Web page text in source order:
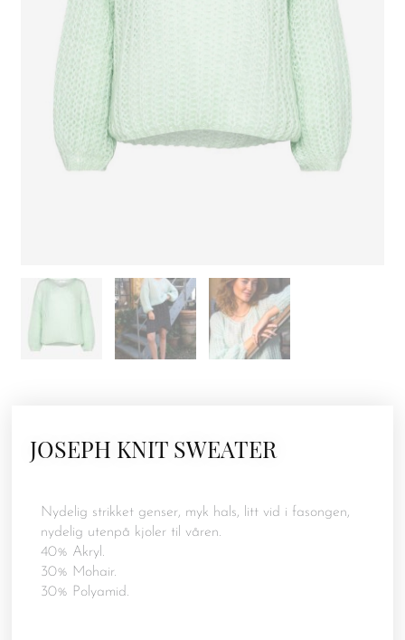
JOSEPH KNIT SWEATER
Nydelig strikket genser, myk hals, litt vid i fasongen,
nydelig utenpå kjoler til våren.
40% Akryl.
30% Mohair.
30% Polyamid.